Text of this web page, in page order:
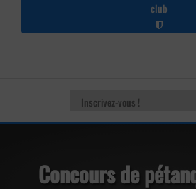
club
Concours de